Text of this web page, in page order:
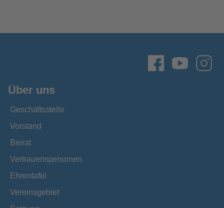
Über uns
Geschäftsstelle
Vorstand
Beirat
Vertrauenspersonen
Ehrentafel
Vereinsgebiet